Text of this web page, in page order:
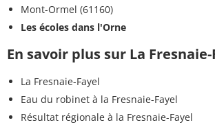
Mont-Ormel (61160)
Les écoles dans l'Orne
En savoir plus sur La Fresnaie-
La Fresnaie-Fayel
Eau du robinet à la Fresnaie-Fayel
Résultat régionale à la Fresnaie-Fayel